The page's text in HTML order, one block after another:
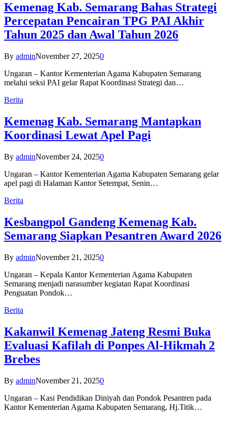
Kemenag Kab. Semarang Bahas Strategi
Percepatan Pencairan TPG PAI Akhir
Tahun 2025 dan Awal Tahun 2026
By adminNovember 27, 20250
Ungaran – Kantor Kementerian Agama Kabupaten Semarang
melalui seksi PAI gelar Rapat Koordinasi Strategi dan…
Berita
Kemenag Kab. Semarang Mantapkan
Koordinasi Lewat Apel Pagi
By adminNovember 24, 20250
Ungaran – Kantor Kementerian Agama Kabupaten Semarang gelar
apel pagi di Halaman Kantor Setempat, Senin…
Berita
Kesbangpol Gandeng Kemenag Kab.
Semarang Siapkan Pesantren Award 2026
By adminNovember 21, 20250
Ungaran – Kepala Kantor Kementerian Agama Kabupaten
Semarang menjadi narasumber kegiatan Rapat Koordinasi
Penguatan Pondok…
Berita
Kakanwil Kemenag Jateng Resmi Buka
Evaluasi Kafilah di Ponpes Al-Hikmah 2
Brebes
By adminNovember 21, 20250
Ungaran – Kasi Pendidikan Diniyah dan Pondok Pesantren pada
Kantor Kementerian Agama Kabupaten Semarang, Hj.Titik…